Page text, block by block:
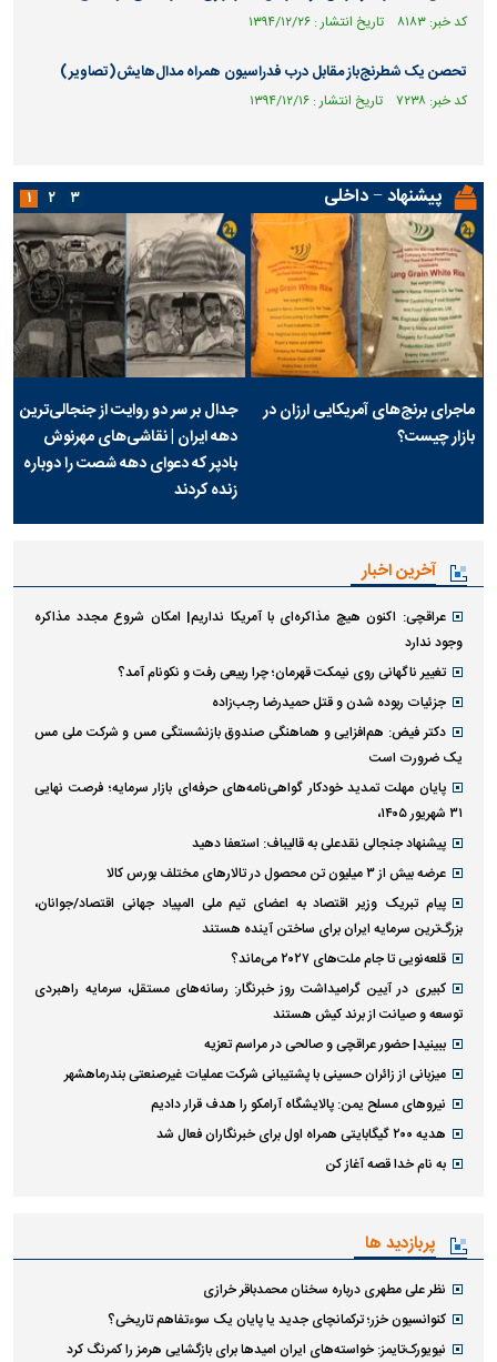
کد خبر: ۸۱۸۳ تاریخ انتشار : ۱۳۹۴/۱۲/۲۶
تحصن یک شطرنج‌باز مقابل درب فدراسیون همراه مدال‌هایش(تصاویر)
کد خبر: ۷۲۳۸ تاریخ انتشار : ۱۳۹۴/۱۲/۱۶
پیشنهاد − داخلی
ماجرای برنج‌های آمریکایی ارزان در
بازار چیست؟
جدال بر سر دو روایت از جنجالی‌ترین
دهه ایران | نقاشی‌های مهرنوش
بادپر که دعوای دهه شصت را دوباره
زنده کردند
۱ ۲ ۳
آخرین اخبار
عراقچی: اکنون هیچ مذاکره‌ای با آمریکا نداریم| امکان شروع مجدد مذاکره
وجود ندارد
تغییر ناگهانی روی نیمکت قهرمان؛ چرا ربیعی رفت و نکونام آمد؟
جزئیات ربوده شدن و قتل حمیدرضا رجب‌زاده
دکتر فیض: هم‌افزایی و هماهنگی صندوق بازنشستگی مس و شرکت ملی مس
یک ضرورت است
پایان مهلت تمدید خودکار گواهی‌نامه‌های حرفه‌ای بازار سرمایه؛ فرصت نهایی
۳۱ شهریور ۱۴۰۵،
پیشنهاد جنجالی نقدعلی به قالیباف: استعفا دهید
عرضه بیش از ۳ میلیون تن محصول در تالار‌های مختلف بورس کالا
پیام تبریک وزیر اقتصاد به اعضای تیم ملی المپیاد جهانی اقتصاد/جوانان،
بزرگ‌ترین سرمایه ایران برای ساختن آینده هستند
قلعه‌نویی تا جام ملت‌های ۲۰۲۷ می‌ماند؟
کبیری در آیین گرامیداشت روز خبرنگار: رسانه‌های مستقل، سرمایه راهبردی
توسعه و صیانت از برند کیش هستند
ببینید| حضور عراقچی و صالحی در مراسم تعزیه
میزبانی از زائران حسینی با پشتیبانی شرکت عملیات غیرصنعتی بندرماهشهر
نیرو‌های مسلح یمن: پالایشگاه آرامکو را هدف قرار دادیم
هدیه ۲۰۰ گیگابایتی همراه اول برای خبرنگاران فعال شد
به نام خدا قصه آغاز کن
پربازدید ها
نظر علی مطهری درباره سخنان محمدباقر خرازی
کنوانسیون خزر؛ ترکمانچای جدید یا پایان یک سوءتفاهم تاریخی؟
نیویورک‌تایمز: خواسته‌های ایران امیدها برای بازگشایی هرمز را کمرنگ کرد